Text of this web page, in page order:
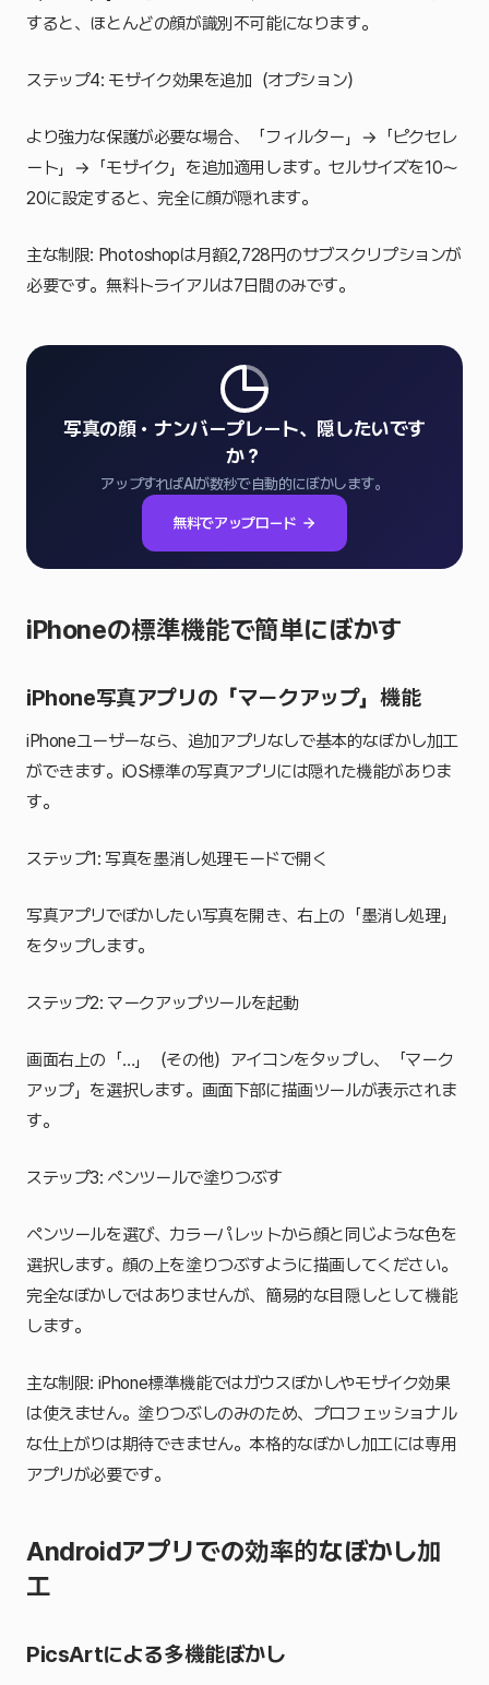
すると、ほとんどの顔が識別不可能になります。
ステップ4: モザイク効果を追加（オプション）
より強力な保護が必要な場合、「フィルター」→「ピクセレ
ート」→「モザイク」を追加適用します。セルサイズを10〜
20に設定すると、完全に顔が隠れます。
主な制限: Photoshopは月額2,728円のサブスクリプションが
必要です。無料トライアルは7日間のみです。
写真の顔・ナンバープレート、隠したいです
か？
アップすればAIが数秒で自動的にぼかします。
無料でアップロード
iPhoneの標準機能で簡単にぼかす
iPhone写真アプリの「マークアップ」機能
iPhoneユーザーなら、追加アプリなしで基本的なぼかし加工
ができます。iOS標準の写真アプリには隠れた機能がありま
す。
ステップ1: 写真を墨消し処理モードで開く
写真アプリでぼかしたい写真を開き、右上の「墨消し処理」
をタップします。
ステップ2: マークアップツールを起動
画面右上の「…」（その他）アイコンをタップし、「マーク
アップ」を選択します。画面下部に描画ツールが表示されま
す。
ステップ3: ペンツールで塗りつぶす
ペンツールを選び、カラーパレットから顔と同じような色を
選択します。顔の上を塗りつぶすように描画してください。
完全なぼかしではありませんが、簡易的な目隠しとして機能
します。
主な制限: iPhone標準機能ではガウスぼかしやモザイク効果
は使えません。塗りつぶしのみのため、プロフェッショナル
な仕上がりは期待できません。本格的なぼかし加工には専用
アプリが必要です。
Androidアプリでの効率的なぼかし加
工
PicsArtによる多機能ぼかし